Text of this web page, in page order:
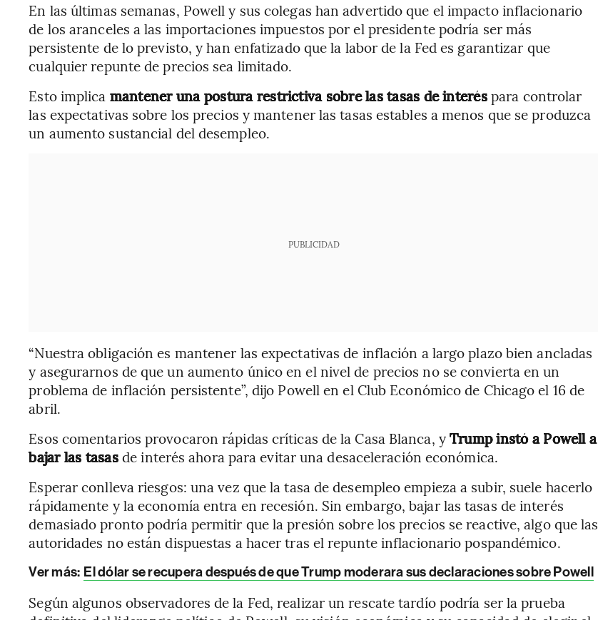
En las últimas semanas, Powell y sus colegas han advertido que el impacto inflacionario
de los aranceles a las importaciones impuestos por el presidente podría ser más
persistente de lo previsto, y han enfatizado que la labor de la Fed es garantizar que
cualquier repunte de precios sea limitado.
Esto implica mantener una postura restrictiva sobre las tasas de interéspara controlar
las expectativas sobre los precios y mantener las tasas estables a menos que se produzca
un aumento sustancial del desempleo.
PUBLICIDAD
“Nuestra obligación es mantener las expectativas de inflación a largo plazo bien ancladas
y asegurarnos de que un aumento único en el nivel de precios no se convierta en un
problema de inflación persistente”, dijo Powell en el Club Económico de Chicago el 16 de
abril.
Esos comentarios provocaron rápidas críticas de la Casa Blanca, yTrump instó a Powell a
bajar las tasasde interés ahora para evitar una desaceleración económica.
Esperar conlleva riesgos: una vez que la tasa de desempleo empieza a subir, suele hacerlo
rápidamente y la economía entra en recesión. Sin embargo, bajar las tasas de interés
demasiado pronto podría permitir que la presión sobre los precios se reactive, algo que las
autoridades no están dispuestas a hacer tras el repunte inflacionario pospandémico.
Ver más: El dólar se recupera después de que Trump moderara sus declaraciones sobre Powell
Según algunos observadores de la Fed, realizar un rescate tardío podría ser la prueba